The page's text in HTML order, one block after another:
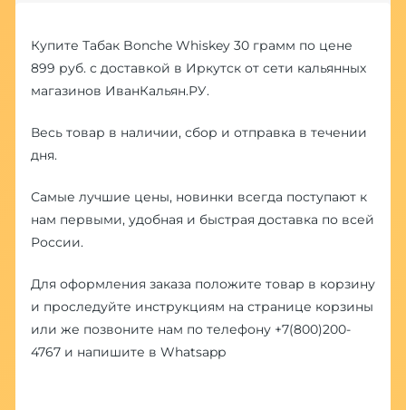
Купите Табак Bonche Whiskey 30 грамм по цене
899 руб. с доставкой в Иркутск от сети кальянных
магазинов ИванКальян.РУ.
Весь товар в наличии, сбор и отправка в течении
дня.
Самые лучшие цены, новинки всегда поступают к
нам первыми, удобная и быстрая доставка по всей
России.
Для оформления заказа положите товар в корзину
и проследуйте инструкциям на странице корзины
или же позвоните нам по телефону +7(800)200-
4767и напишите в Whatsapp